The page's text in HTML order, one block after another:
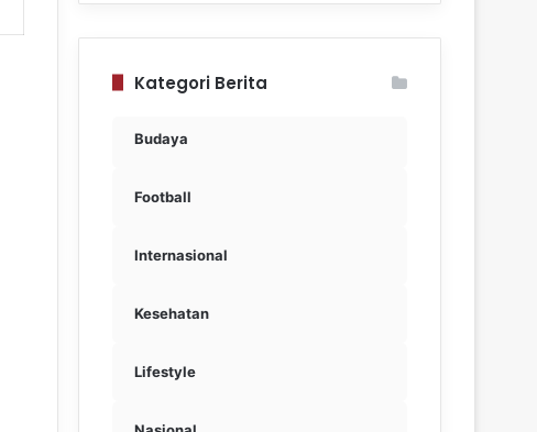
Kategori Berita
Budaya
Football
Internasional
Kesehatan
Lifestyle